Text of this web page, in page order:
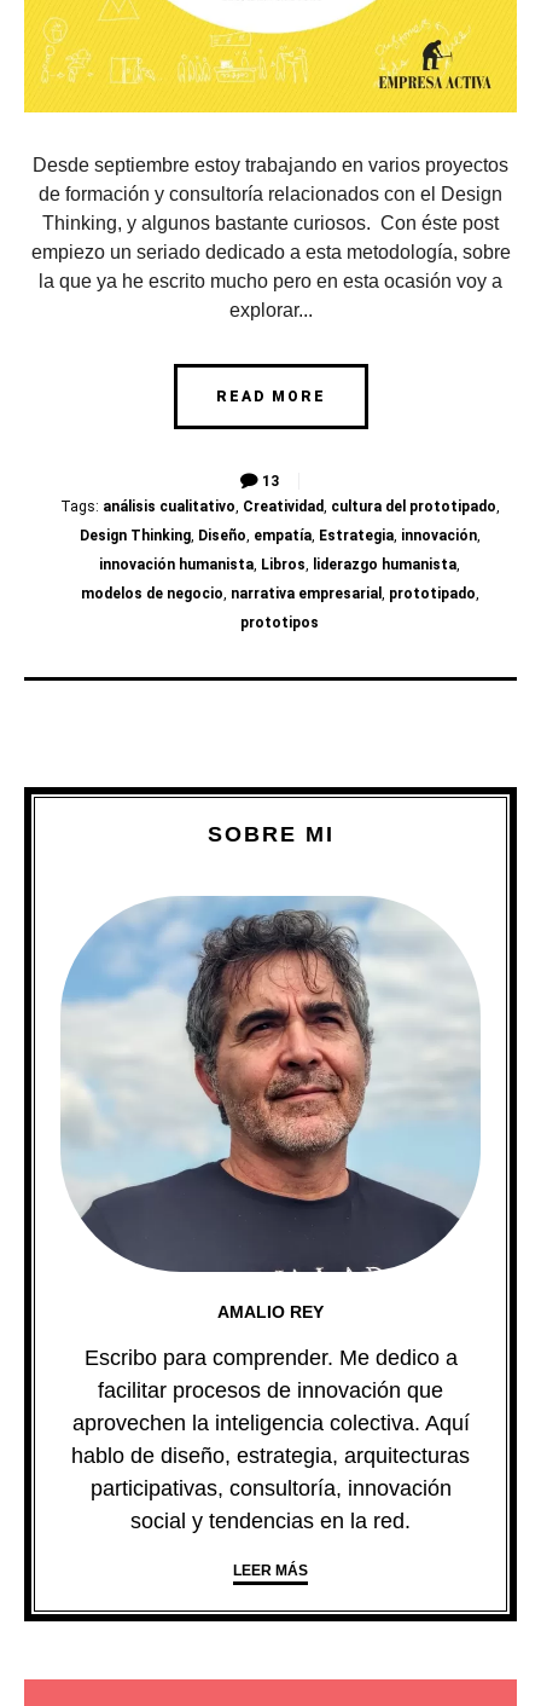
Desde septiembre estoy trabajando en varios proyectos
de formación y consultoría relacionados con el Design
Thinking, y algunos bastante curiosos. Con éste post
empiezo un seriado dedicado a esta metodología, sobre
la que ya he escrito mucho pero en esta ocasión voy a
explorar...
READ MORE
13
Tags: análisis cualitativo, Creatividad, cultura del prototipado,
Design Thinking, Diseño, empatía, Estrategia, innovación,
innovación humanista, Libros, liderazgo humanista,
modelos de negocio, narrativa empresarial , prototipado,
prototipos
SOBRE MI
AMALIO REY
Escribo para comprender. Me dedico a
facilitar procesos de innovación que
aprovechen la inteligencia colectiva. Aquí
hablo de diseño, estrategia, arquitecturas
participativas, consultoría, innovación
social y tendencias en la red.
LEER MÁS